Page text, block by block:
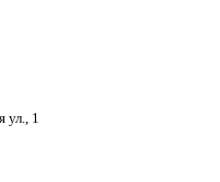
ул., 1